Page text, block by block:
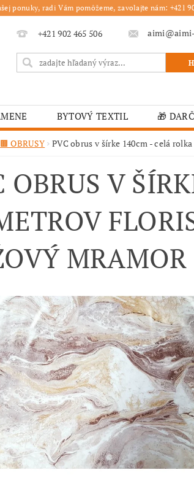
ponuky, radi Vám pomôžeme, zavolajte nám: +421
+421 902 465 506
BYTOVÝ TEXTIL 🎁
🎄 VIANOČNÝ TOVAR
MOJA OBJEDNÁVKA
🟫 OBRUSY PVC obrus v šírke 140cm - celá
OBRUS V
MRAMOR